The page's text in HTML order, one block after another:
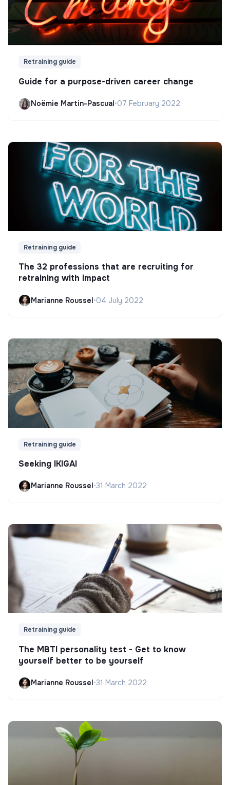
Retraining guide
Guide for a purpose-driven career change
Noëmie Martin-Pascual•07 February 2022
Retraining guide
The 32 professions that are recruiting for
retraining with impact
Marianne Roussel•04 July 2022
Retraining guide
Seeking IKIGAI
Marianne Roussel •31 March 2022
Retraining guide
The MBTI personality test - Get to know
yourself better to be yourself
Marianne Roussel•31 March 2022